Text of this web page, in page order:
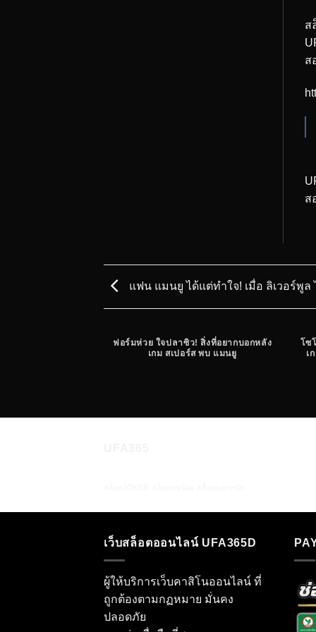
ส
ส
ส
แฟน แมนยู ได้แต่ทำใจ! เมื่อ ลิเวอร์พูล
ฟอร์มห่วย ใจปลาซิว! สิ่งที่อยากบอกหลัง
เกม สเปอร์ส พบ แมนยู
โซ
เ
เว็บสล็อตออนไลน์ UFA365D
ผู้ให้บริการเว็บคาสิโนออนไลน์ ที่
ถูกต้องตามกฏหมาย มั่นคง
ปลอดภัย